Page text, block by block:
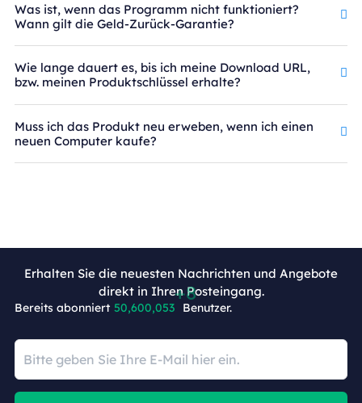
Was ist, wenn das Programm nicht funktioniert?
Wann gilt die Geld-Zurück-Garantie?
Wie lange dauert es, bis ich meine Download URL,
bzw. meinen Produktschlüssel erhalte?
Muss ich das Produkt neu erweben, wenn ich einen
neuen Computer kaufe?
Erhalten Sie die neuesten Nachrichten und Angebote
direkt in Ihren Posteingang.
Bereits abonniert 50,600,053 Benutzer.
+8